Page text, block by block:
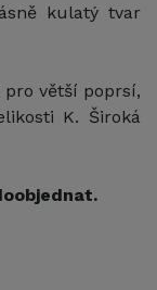
kulatý tvar
větší poprsí,
K. Široká